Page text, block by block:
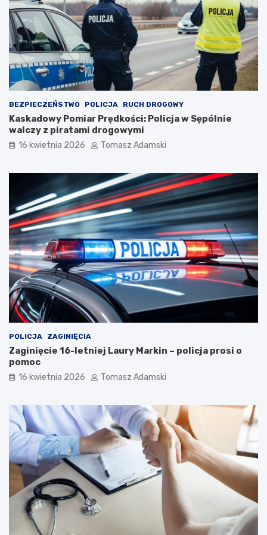
BEZPIECZEŃSTWO POLICJA RUCH DROGOWY
Kaskadowy Pomiar Prędkości: Policja w Sępólnie
walczy z piratami drogowymi
16 kwietnia 2026 Tomasz Adamski
POLICJA ZAGINIĘCIA
Zaginięcie 16-letniej Laury Markin – policja prosi o
pomoc
16 kwietnia 2026 Tomasz Adamski